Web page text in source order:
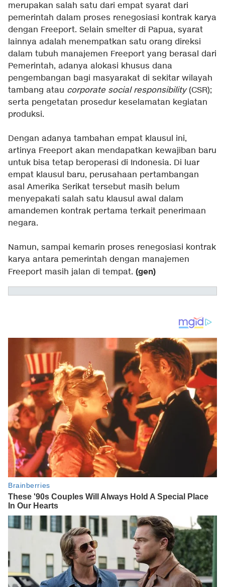
merupakan salah satu dari empat syarat dari
pemerintah dalam proses renegosiasi kontrak karya
dengan Freeport. Selain smelter di Papua, syarat
lainnya adalah menempatkan satu orang direksi
dalam tubuh manajemen Freeport yang berasal dari
Pemerintah, adanya alokasi khusus dana
pengembangan bagi masyarakat di sekitar wilayah
tambang atau corporate social responsibility(CSR);
serta pengetatan prosedur keselamatan kegiatan
produksi.
Dengan adanya tambahan empat klausul ini,
artinya Freeport akan mendapatkan kewajiban baru
untuk bisa tetap beroperasi di Indonesia. Di luar
empat klausul baru, perusahaan pertambangan
asal Amerika Serikat tersebut masih belum
menyepakati salah satu klausul awal dalam
amandemen kontrak pertama terkait penerimaan
negara.
Namun, sampai kemarin proses renegosiasi kontrak
karya antara pemerintah dengan manajemen
Freeport masih jalan di tempat. (gen)